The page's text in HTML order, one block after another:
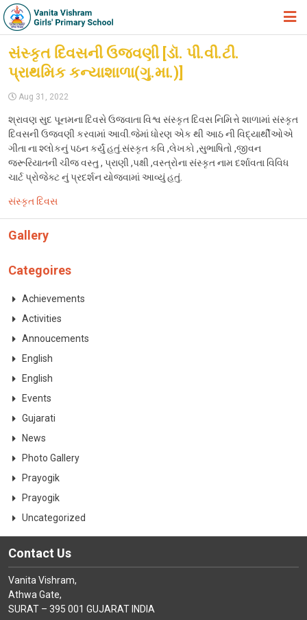
HOME
ABOUT TRUST
ACADEMIC
STUDENT ZONE
NEWS & EVENTS
સંસ્કૃત દિવસની ઉજવણી [ડૉ. પી.વી.ટી.
પ્રાથમિક કન્યાશાળા(ગુ.મા.)]
Aug 31, 2022
શ્રાવણ સુદ પૂનમના દિવસે ઉજવાતા વિશ્વ સંસ્કૃત દિવસ નિમિત્તે શાળામાં સંસ્કૃત
દિવસની ઉજવણી કરવામાં આવી.જેમાં ધોરણ એક થી આઠ ની વિદ્યાર્થીઓએ
ગીતા ના શ્લોકનું પઠન કર્યું હતું.સંસ્કૃત કવિ ,લેખકો ,સુભાષિતો ,જીવન
જરૂરિયાતની ચીજ વસ્તુ , પ્રાણી ,પક્ષી ,વસ્ત્રોના સંસ્કૃત નામ દર્શાવતા વિવિધ
ચાર્ટ પ્રોજેક્ટ નું પ્રદર્શન યોજવામાં આવ્યું હતું.
સંસ્કૃત દિવસ
Gallery
Categoires
Achievements
Activities
Annoucements
English
English
Events
Gujarati
News
Photo Gallery
Prayogik
Prayogik
Uncategorized
Contact Us
Vanita Vishram,
Athwa Gate,
SURAT – 395 001 GUJARAT INDIA